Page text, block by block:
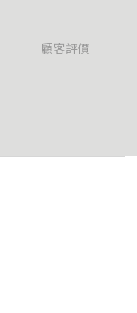
顧客評價